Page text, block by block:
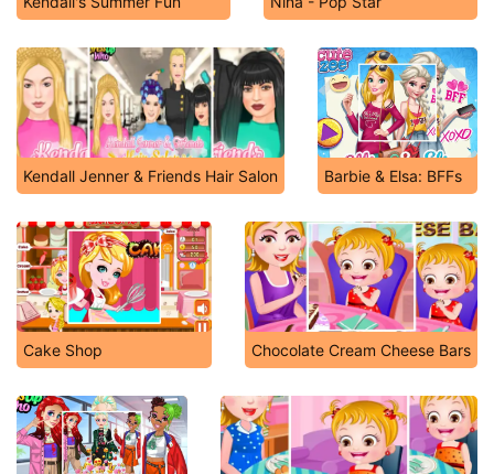
Kendall Jenner & Friends Hair Salon Barbie & Elsa: BFFs
Cake Shop Chocolate Cream Cheese Bars